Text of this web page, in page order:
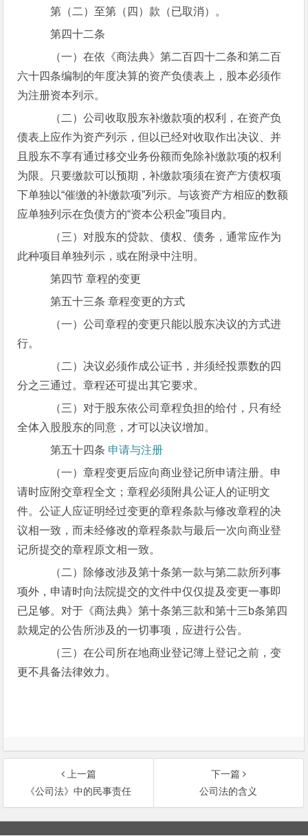
第（二）至第（四）款（已取消）。
第四十二条
（一）在依《商法典》第二百四十二条和第二百
六十四条编制的年度决算的资产负债表上，股本必须作
为注册资本列示。
（二）公司收取股东补缴款项的权利，在资产负
债表上应作为资产列示，但以已经对收取作出决议、并
且股东不享有通过移交业务份额而免除补缴款项的权利
为限。只要缴款可以预期，补缴款项须在资产方债权项
下单独以“催缴的补缴款项”列示。与该资产方相应的数额
应单独列示在负债方的“资本公积金”项目内。
（三）对股东的贷款、债权、债务，通常应作为
此种项目单独列示，或在附录中注明。
第四节 章程的变更
第五十三条 章程变更的方式
（一）公司章程的变更只能以股东决议的方式进
行。
（二）决议必须作成公证书，并须经投票数的四
分之三通过。章程还可提出其它要求。
（三）对于股东依公司章程负担的给付，只有经
全体入股股东的同意，才可以决议增加。
第五十四条 申请与注册
（一）章程变更后应向商业登记所申请注册。申
请时应附交章程全文；章程必须附具公证人的证明文
件。公证人应证明经过变更的章程条款与修改章程的决
议相一致，而未经修改的章程条款与最后一次向商业登
记所提交的章程原文相一致。
（二）除修改涉及第十条第一款与第二款所列事
项外，申请时向法院提交的文件中仅仅提及变更一事即
已足够。对于《商法典》第十条第三款和第十三b条第四
款规定的公告所涉及的一切事项，应进行公告。
（三）在公司所在地商业登记簿上登记之前，变
更不具备法律效力。
上一篇
《公司法》中的民事责任
下一篇
公司法的含义
文